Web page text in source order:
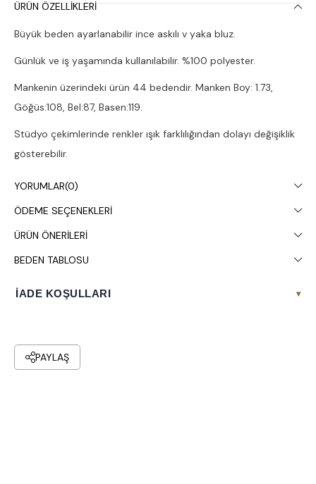
ÜRÜN ÖZELLIKLERI
Büyük beden ayarlanabilir ince askılı v yaka bluz.
Günlük ve iş yaşamında kullanılabilir. %100 polyester.
Mankenin üzerindeki ürün 44 bedendir. Manken Boy: 1.73,
Göğüs:108, Bel:87, Basen:119.
Stüdyo çekimlerinde renkler ışık farklılığından dolayı değişiklik
gösterebilir.
Çamaşır makinesinde 30° yıkanması tavsiye edilir.
YORUMLAR(0)
ÖDEME SEÇENEKLERI
ÜRÜN ÖNERILERI
BEDEN TABLOSU
İADE KOŞULLARI ▾
PAYLAŞ